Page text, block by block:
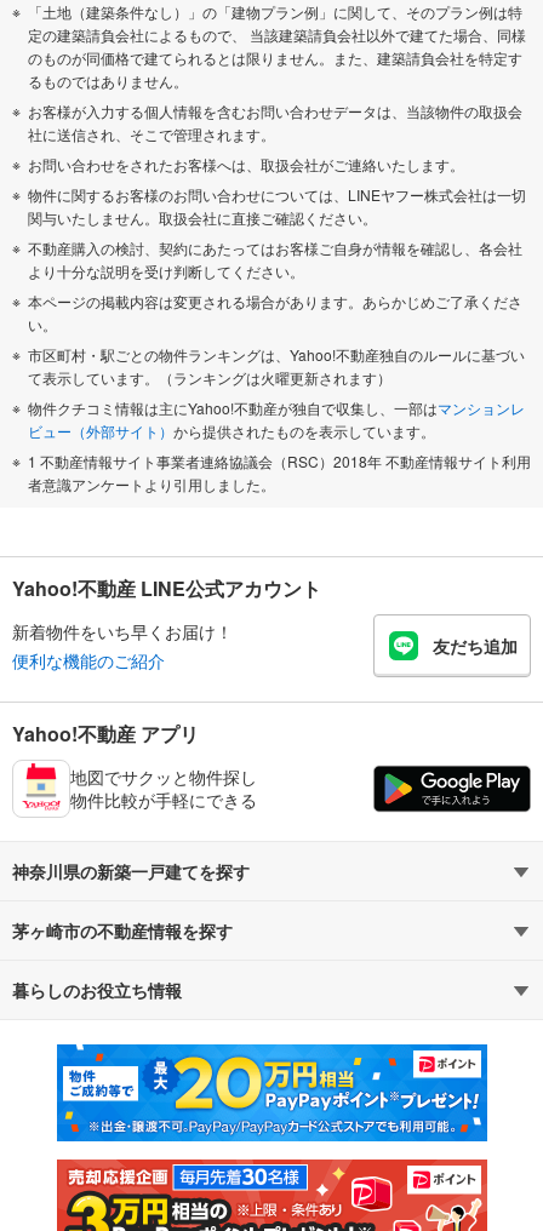
「土地（建築条件なし）」の「建物プラン例」に関して、そのプラン例は特
定の建築請負会社によるもので、 当該建築請負会社以外で建てた場合、同様
のものが同価格で建てられるとは限りません。また、建築請負会社を特定す
るものではありません。
お客様が入力する個人情報を含むお問い合わせデータは、当該物件の取扱会
社に送信され、そこで管理されます。
お問い合わせをされたお客様へは、取扱会社がご連絡いたします。
物件に関するお客様のお問い合わせについては、LINEヤフー株式会社は一切
関与いたしません。取扱会社に直接ご確認ください。
不動産購入の検討、契約にあたってはお客様ご自身が情報を確認し、各会社
より十分な説明を受け判断してください。
本ページの掲載内容は変更される場合があります。あらかじめご了承くださ
い。
市区町村・駅ごとの物件ランキングは、Yahoo!不動産独自のルールに基づい
て表示しています。（ランキングは火曜更新されます）
物件クチコミ情報は主にYahoo!不動産が独自で収集し、一部はマンションレ
ビュー（外部サイト） から提供されたものを表示しています。
1 不動産情報サイト事業者連絡協議会（RSC）2018年 不動産情報サイト利用
者意識アンケートより引用しました。
Yahoo!不動産 LINE公式アカウント
新着物件をいち早くお届け！
便利な機能のご紹介
友だち追加
Yahoo!不動産 アプリ
地図でサクッと物件探し
物件比較が手軽にできる
神奈川県の新築一戸建てを探す
路線・駅から探す
通勤・通学時間から探す
茅ヶ崎市の不動産情報を探す
不動産・住宅
新築マンション 中古マンション
新築一戸建て 中古一戸建て
注文住宅 土地
暮らしのお役立ち情報
マンションカタログ 教えて！住まいの先生